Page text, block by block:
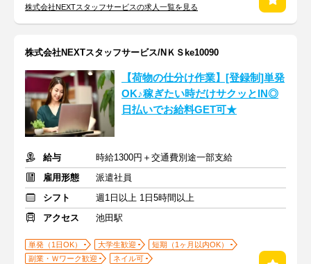
株式会社NEXTスタッフサービスの求人一覧を見る
株式会社NEXTスタッフサービス/NＫＳke10090
【荷物の仕分け作業】[登録制]単発
OK♪稼ぎたい時だけサクッとIN◎
日払いでお給料GET可★
給与
時給1300円＋交通費別途一部支給
雇用形態
派遣社員
シフト
週1日以上 1日5時間以上
アクセス
池田駅
単発（1日OK） 大学生歓迎
短期（1ヶ月以内OK）
副業・Ｗワーク歓迎
ネイル可